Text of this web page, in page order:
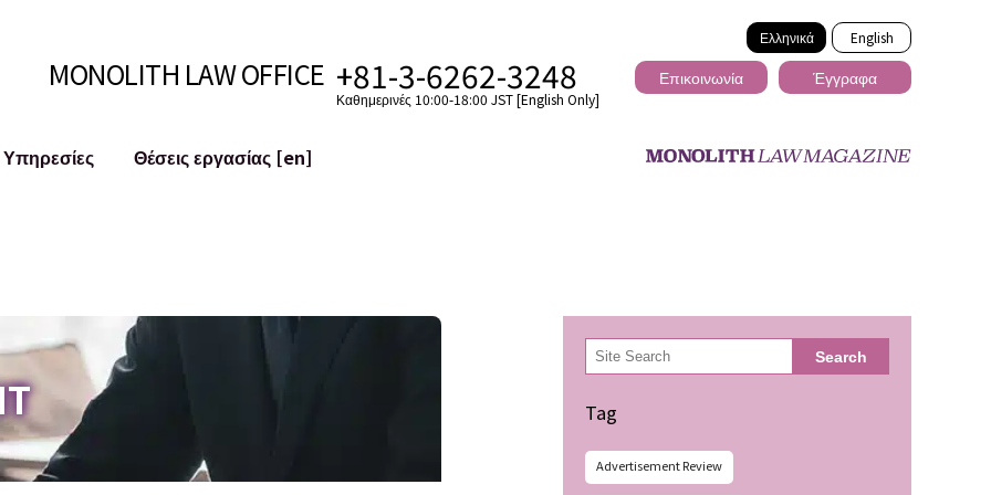
Ελληνικά English
MONOLITH LAW OFFICE +81-3-6262-3248
Καθημερινές 10:00-18:00 JST [English Only]
Επικοινωνία Έγγραφα
Υπηρεσίες
Λογαριασμών στα Κοινωνικά Δίκτυα
Θέσεις εργασίας [en]
検
索 Search
Tag
Advertisement Review